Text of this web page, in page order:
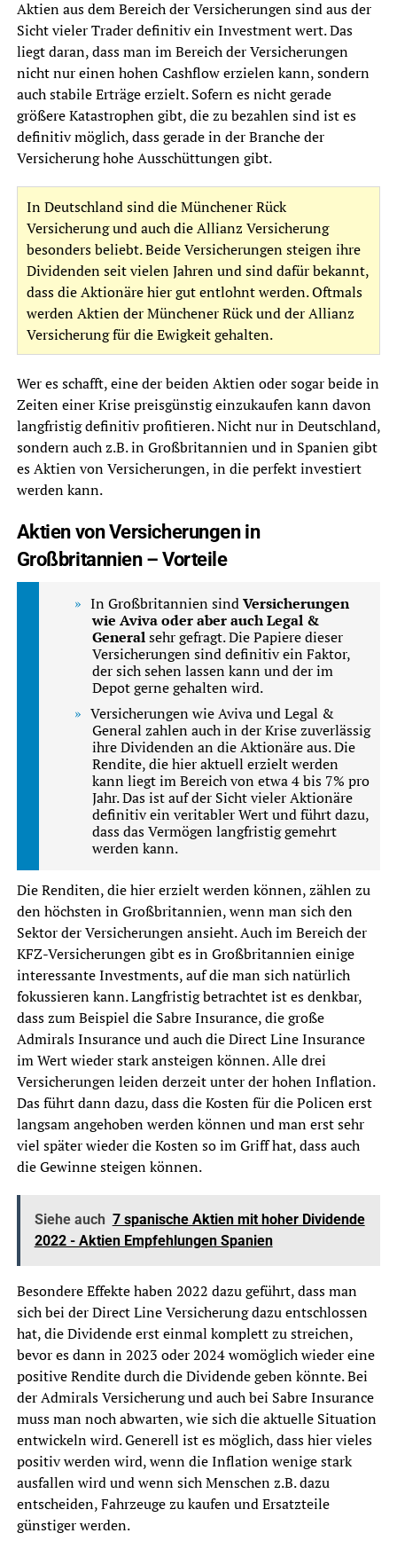
Aktien aus dem Bereich der Versicherungen sind aus der
Sicht vieler Trader definitiv ein Investment wert. Das
liegt daran, dass man im Bereich der Versicherungen
nicht nur einen hohen Cashflow erzielen kann, sondern
auch stabile Erträge erzielt. Sofern es nicht gerade
größere Katastrophen gibt, die zu bezahlen sind ist es
definitiv möglich, dass gerade in der Branche der
Versicherung hohe Ausschüttungen gibt.
In Deutschland sind die Münchener Rück
Versicherung und auch die Allianz Versicherung
besonders beliebt. Beide Versicherungen steigen ihre
Dividenden seit vielen Jahren und sind dafür bekannt,
dass die Aktionäre hier gut entlohnt werden. Oftmals
werden Aktien der Münchener Rück und der Allianz
Versicherung für die Ewigkeit gehalten.
Wer es schafft, eine der beiden Aktien oder sogar beide in
Zeiten einer Krise preisgünstig einzukaufen kann davon
langfristig definitiv profitieren. Nicht nur in Deutschland,
sondern auch z.B. in Großbritannien und in Spanien gibt
es Aktien von Versicherungen, in die perfekt investiert
werden kann.
Aktien von Versicherungen in
Großbritannien – Vorteile
In Großbritannien sindVersicherungen
wie Aviva oder aber auch Legal &
Generalsehr gefragt. Die Papiere dieser
Versicherungen sind definitiv ein Faktor,
der sich sehen lassen kann und der im
Depot gerne gehalten wird.
Versicherungen wie Aviva und Legal &
General zahlen auch in der Krise zuverlässig
ihre Dividenden an die Aktionäre aus. Die
Rendite, die hier aktuell erzielt werden
kann liegt im Bereich von etwa 4 bis 7% pro
Jahr. Das ist auf der Sicht vieler Aktionäre
definitiv ein veritabler Wert und führt dazu,
dass das Vermögen langfristig gemehrt
werden kann.
Die Renditen, die hier erzielt werden können, zählen zu
den höchsten in Großbritannien, wenn man sich den
Sektor der Versicherungen ansieht. Auch im Bereich der
KFZ-Versicherungen gibt es in Großbritannien einige
interessante Investments, auf die man sich natürlich
fokussieren kann. Langfristig betrachtet ist es denkbar,
dass zum Beispiel die Sabre Insurance, die große
Admirals Insurance und auch die Direct Line Insurance
im Wert wieder stark ansteigen können. Alle drei
Versicherungen leiden derzeit unter der hohen Inflation.
Das führt dann dazu, dass die Kosten für die Policen erst
langsam angehoben werden können und man erst sehr
viel später wieder die Kosten so im Griff hat, dass auch
die Gewinne steigen können.
Siehe auch 7 spanische Aktien mit hoher Dividende
2022 - Aktien Empfehlungen Spanien
Besondere Effekte haben 2022 dazu geführt, dass man
sich bei der Direct Line Versicherung dazu entschlossen
hat, die Dividende erst einmal komplett zu streichen,
bevor es dann in 2023 oder 2024 womöglich wieder eine
positive Rendite durch die Dividende geben könnte. Bei
der Admirals Versicherung und auch bei Sabre Insurance
muss man noch abwarten, wie sich die aktuelle Situation
entwickeln wird. Generell ist es möglich, dass hier vieles
positiv werden wird, wenn die Inflation wenige stark
ausfallen wird und wenn sich Menschen z.B. dazu
entscheiden, Fahrzeuge zu kaufen und Ersatzteile
günstiger werden.